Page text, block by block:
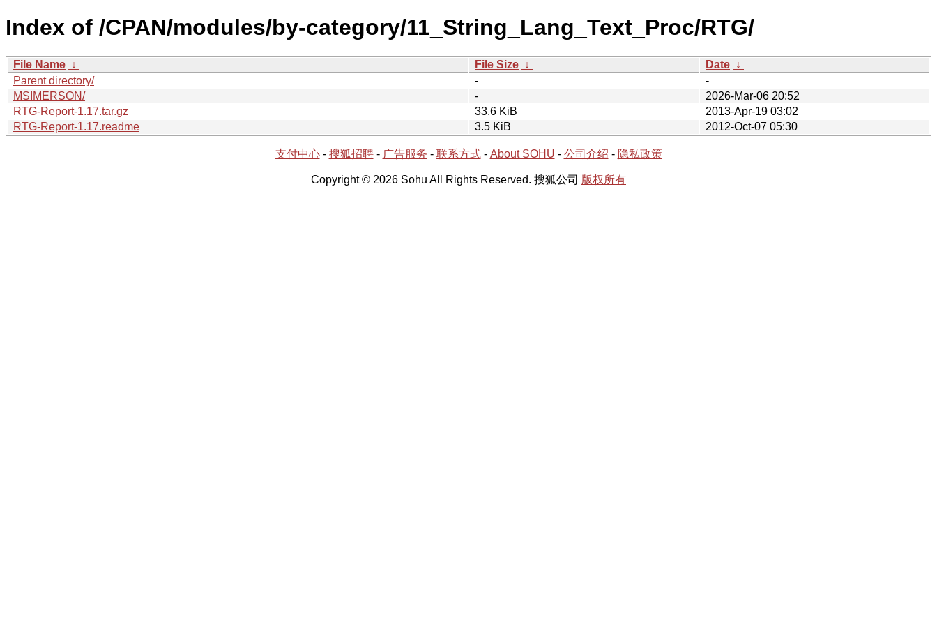
Index of /CPAN/modules/by-category/11_String_Lang_Text_Proc/RTG/
File Name ↓ File Size ↓ Date ↓
Parent directory/
-
-
MSIMERSON/
-
2026-Mar-06 20:52
RTG-Report-1.17.tar.gz
33.6 KiB
2013-Apr-19 03:02
RTG-Report-1.17.readme
3.5 KiB 2012-Oct-07 05:30
支付中心- 搜狐招聘- 广告服务 - 联系方式- About SOHU - 公司介绍 - 隐私政策
Copyright © 2026 Sohu All Rights Reserved. 搜狐公司 版权所有